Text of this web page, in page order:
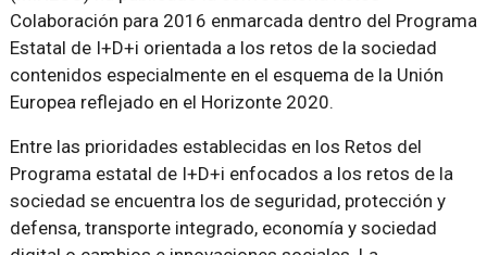
Colaboración para 2016 enmarcada dentro del Programa
Estatal de I+D+i orientada a los retos de la sociedad
contenidos especialmente en el esquema de la Unión
Europea reflejado en el Horizonte 2020.
Entre las prioridades establecidas en los Retos del
Programa estatal de I+D+i enfocados a los retos de la
sociedad se encuentra los de seguridad, protección y
defensa, transporte integrado, economía y sociedad